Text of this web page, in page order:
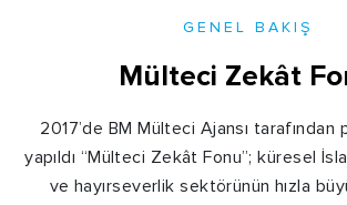
GENEL BAKIŞ
Mülteci Zekât
2017’de BM Mülteci Ajansı tarafından
yapıldı “Mülteci Zekât Fonu”; küresel
ve hayırseverlik sektörünün hızla